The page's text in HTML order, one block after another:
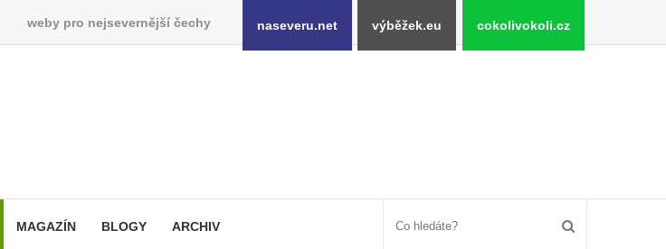
weby pro nejsevernější čechy naseveru.net výběžek.eu cokolivokoli.cz
MAGAZÍN BLOGY ARCHIV